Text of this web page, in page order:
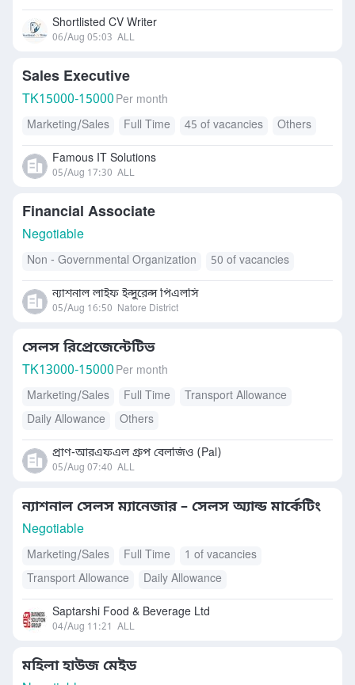
Shortlisted CV Writer
06/Aug 05:03 ALL
Sales Executive
TK15000-15000 Per month
Marketing/Sales
Full Time 45 of vacancies Others
Famous IT Solutions
05/Aug 17:30 ALL
Financial Associate
Negotiable
Non - Governmental Organization 50 of vacancies
ন্যাশনাল লাইফ ইন্সুরেন্স পিএলসি
05/Aug 16:50 Natore District
সেলস রিপ্রেজেন্টেটিভ
TK13000-15000 Per month
Marketing/Sales
Full Time
Transport Allowance
Daily Allowance
Others
প্রাণ-আরএফএল গ্রুপ বেলজিও (Pal)
05/Aug 07:40 ALL
ন্যাশনাল সেলস ম্যানেজার – সেলস অ্যান্ড মার্কেটিং
Negotiable
Marketing/Sales Full Time
1 of vacancies
Transport Allowance
Daily Allowance
Saptarshi Food & Beverage Ltd
04/Aug 11:21 ALL
মহিলা হাউজ মেইড